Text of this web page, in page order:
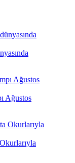
Ağustos